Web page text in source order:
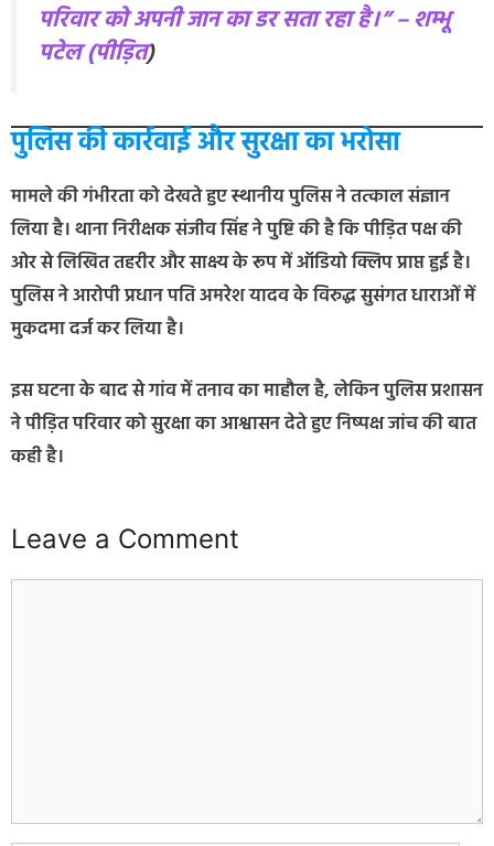
परिवार को अपनी जान का डर सता रहा है।” –शम्भू
पटेल (पीड़ित)
पुलिस की कार्रवाई और सुरक्षा का भरोसा
मामले की गंभीरता को देखते हुए स्थानीय पुलिस ने तत्काल संज्ञान
लिया है। थाना निरीक्षक संजीव सिंह ने पुष्टि की है कि पीड़ित पक्ष की
ओर से लिखित तहरीर और साक्ष्य के रूप में ऑडियो क्लिप प्राप्त हुई है।
पुलिस ने आरोपी प्रधान पति अमरेश यादव के विरुद्ध सुसंगत धाराओं में
मुकदमा दर्ज कर लिया है।
इस घटना के बाद से गांव में तनाव का माहौल है, लेकिन पुलिस प्रशासन
ने पीड़ित परिवार को सुरक्षा का आश्वासन देते हुए निष्पक्ष जांच की बात
कही है।
Leave a Comment